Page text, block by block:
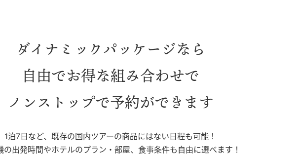
ダイナミックパッケージなら
自由でお得な組み合わせで
ノンストップで予約ができます
1泊7日など、既存の国内ツアーの商品にはない日程も可能！
の出発時間やホテルのプラン・部屋、食事条件も自由に選べます！